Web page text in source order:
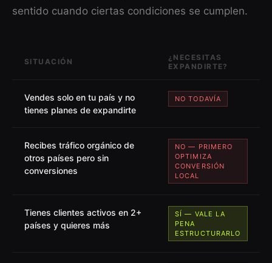
sentido cuando ciertas condiciones se cumplen.
SITUACIÓN
¿NECESITAS
EXPANDIRTE?
Vendes solo en tu país y no
tienes planes de expandirte
NO TODAVÍA
Recibes tráfico orgánico de
otros países pero sin
conversiones
NO — PRIMERO
OPTIMIZA
CONVERSIÓN
LOCAL
Tienes clientes activos en 2+
países y quieres más
SÍ — VALE LA
PENA
ESTRUCTURARLO